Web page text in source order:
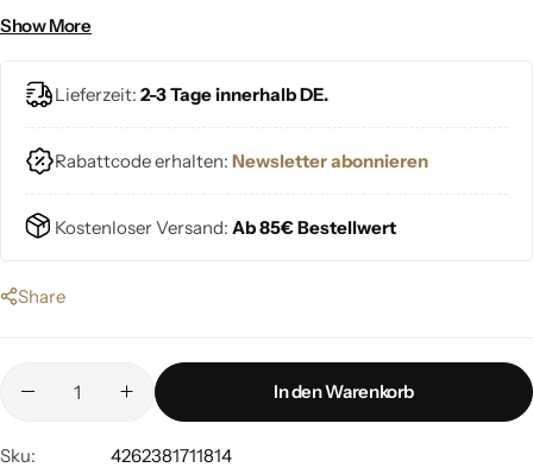
deinem Weihnachtsbaum luxuriöse Ausstrahlung und stilvolle
Show More
Lieferzeit: 2-3 Tage innerhalb DE.
Rabattcode erhalten: Newsletter abonnieren
Kostenloser Versand: Ab 85€ Bestellwert
Share
In den Warenkorb
Sku:
4262381711814